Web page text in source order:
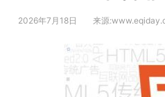
2026年7月18日 来源